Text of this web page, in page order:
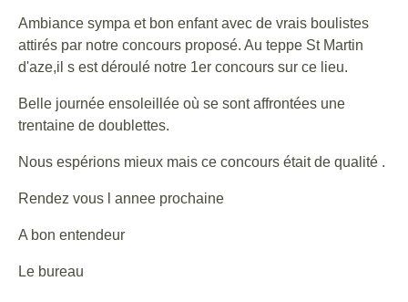
Ambiance sympa et bon enfant avec de vrais boulistes
attirés par notre concours proposé. Au teppe St Martin
d'aze,il s est déroulé notre 1er concours sur ce lieu.
Belle journée ensoleillée où se sont affrontées une
trentaine de doublettes.
Nous espérions mieux mais ce concours était de qualité .
Rendez vous l annee prochaine
A bon entendeur
Le bureau